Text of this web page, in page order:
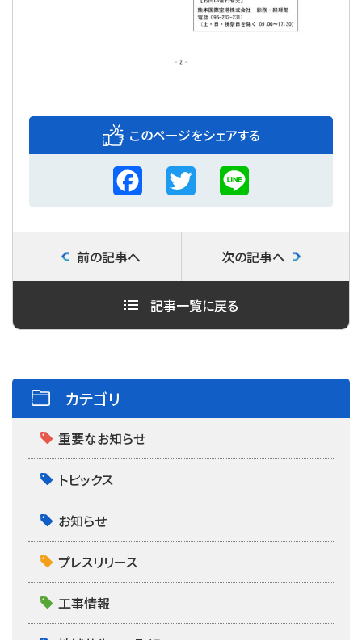
このページをシェアする
F
a
c
e
o
k
T
w
i
t
e
L
i
n
e
前の記事へ
記事一覧に戻る
次の記事へ
カテゴリ
重要なお知らせ
トピックス
お知らせ
プレスリリース
工事情報